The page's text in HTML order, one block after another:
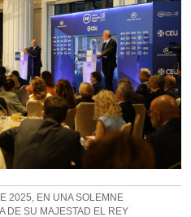
2025, EN UNA SOLEMNE
DE SU MAJESTAD EL REY